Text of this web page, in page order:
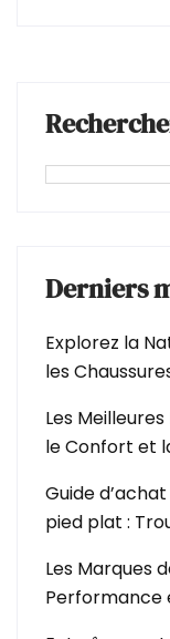
Derniers
Explorez la
les
Les
le Confort et
Guide
pied plat :
Les Marques
Performance